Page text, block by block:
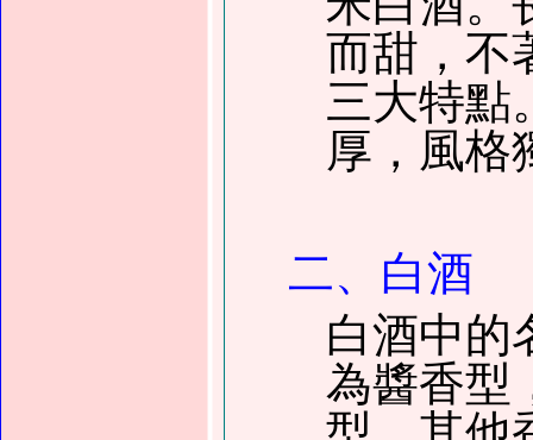
而甜，不
三大特點
厚，風格
二、白酒
白酒中的
為醬香型